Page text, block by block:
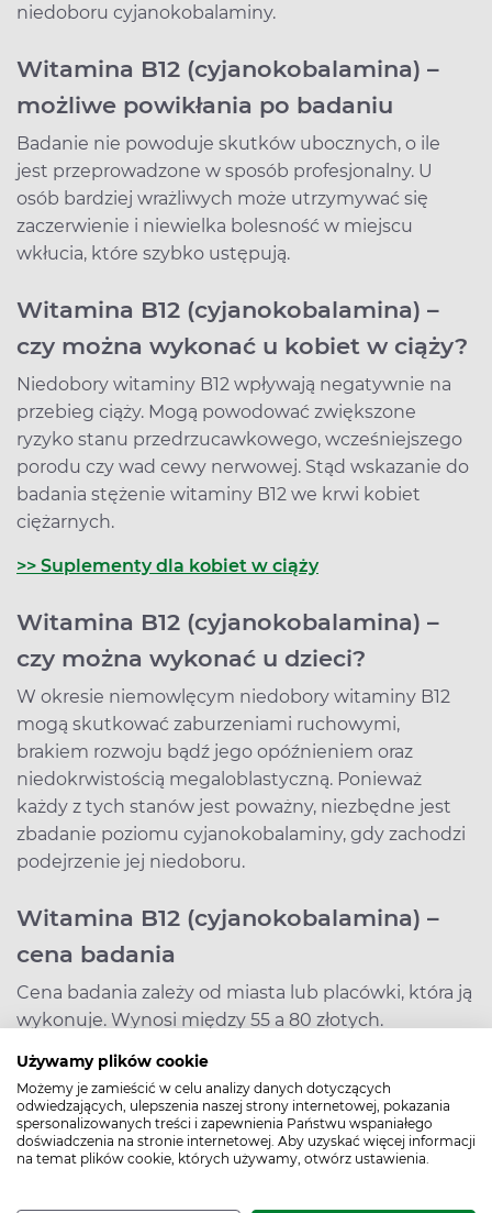
Używamy plików cookie
Możemy je zamieścić w celu analizy danych dotyczących
odwiedzających, ulepszenia naszej strony internetowej, pokazania
spersonalizowanych treści i zapewnienia Państwu wspaniałego
doświadczenia na stronie internetowej. Aby uzyskać więcej informacji
na temat plików cookie, których używamy, otwórz ustawienia.
niedoboru cyjanokobalaminy.
Witamina B12 (cyjanokobalamina) –
możliwe powikłania po badaniu
Badanie nie powoduje skutków ubocznych, o ile
jest przeprowadzone w sposób profesjonalny. U
osób bardziej wrażliwych może utrzymywać się
zaczerwienie i niewielka bolesność w miejscu
wkłucia, które szybko ustępują.
Witamina B12 (cyjanokobalamina) –
czy można wykonać u kobiet w ciąży?
Niedobory witaminy B12 wpływają negatywnie na
przebieg ciąży. Mogą powodować zwiększone
ryzyko stanu przedrzucawkowego, wcześniejszego
porodu czy wad cewy nerwowej. Stąd wskazanie do
badania stężenie witaminy B12 we krwi kobiet
ciężarnych.
>> Suplementy dla kobiet w ciąży
Witamina B12 (cyjanokobalamina) –
czy można wykonać u dzieci?
W okresie niemowlęcym niedobory witaminy B12
mogą skutkować zaburzeniami ruchowymi,
brakiem rozwoju bądź jego opóźnieniem oraz
niedokrwistością megaloblastyczną. Ponieważ
każdy z tych stanów jest poważny, niezbędne jest
zbadanie poziomu cyjanokobalaminy, gdy zachodzi
podejrzenie jej niedoboru.
Witamina B12 (cyjanokobalamina) –
cena badania
Cena badania zależy od miasta lub placówki, która ją
wykonuje. Wynosi między 55 a 80 złotych.
Bibliografia